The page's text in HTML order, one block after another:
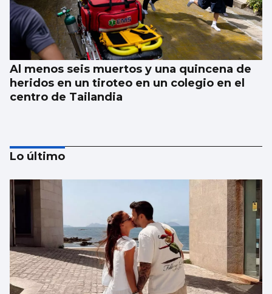
Al menos seis muertos y una quincena de
heridos en un tiroteo en un colegio en el
centro de Tailandia
Japón recuerda Hiroshima y reabre el
debate antinuclear
Lo último